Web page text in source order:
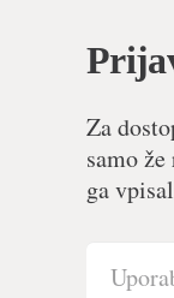
Za
samo
ga